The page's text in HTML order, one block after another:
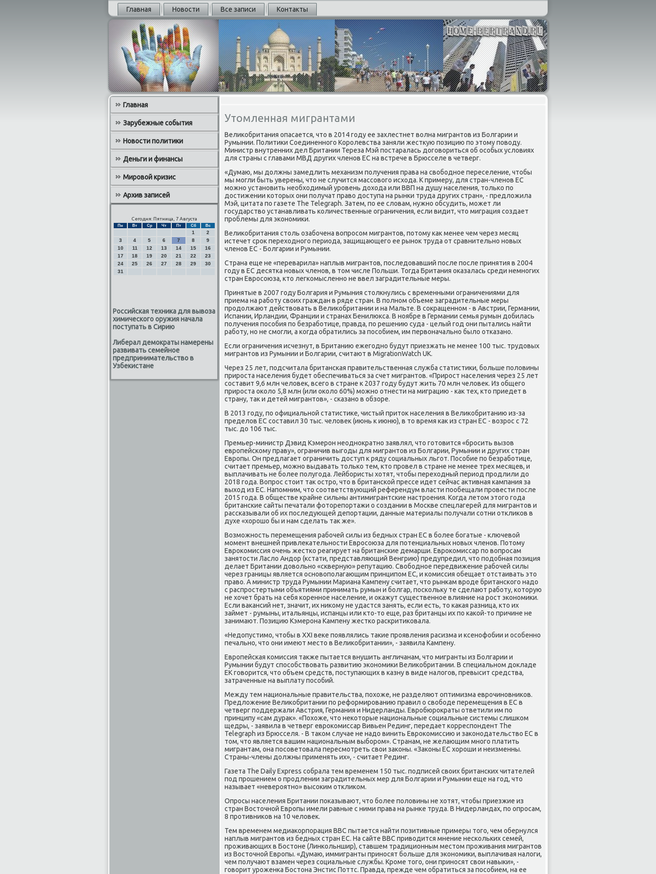
Главная Новости Все записи Контакты
Главная
Зарубежные события
Новости политики
Деньги и финансы
Мировой кризис
Архив записей
Сегодня: Пятница, 7 Августа
Пн Вт Ср Чт Пт Сб Вс
1
2
3
4 5 6 7 8
9
10
11 12 13 14 15
16
17
18 19 20 21 22
23
24
25 26 27 28 29
30
31
Российская техника для вывоза
химического оружия начала
поступать в Сирию
Либерал демократы намерены
развивать семейное
предпринимательство в
Узбекистане
Утомленная мигрантами
Великобритания опасается, что в 2014 году ее захлестнет волна мигрантов из Болгарии и
Румынии. Политики Соединенного Королевства заняли жесткую позицию по этому поводу.
Министр внутренних дел Британии Тереза Мэй постаралась договориться об особых условиях
для страны с главами МВД других членов ЕС на встрече в Брюсселе в четверг.
«Думаю, мы должны замедлить механизм получения права на свободное переселение, чтобы
мы могли быть уверены, что не случится массового исхода. К примеру, для стран-членов ЕС
можно установить необходимый уровень дохода или ВВП на душу населения, только по
достижении которых они получат право доступа на рынки труда других стран», - предложила
Мэй, цитата по газете The Telegraph. Затем, по ее словам, нужно обсудить, может ли
государство устанавливать количественные ограничения, если видит, что миграция создает
проблемы для экономики.
Великобритания столь озабочена вопросом мигрантов, потому как менее чем через месяц
истечет срок переходного периода, защищающего ее рынок труда от сравнительно новых
членов ЕС - Болгарии и Румынии.
Страна еще не «переварила» наплыв мигрантов, последовавший после после принятия в 2004
году в ЕС десятка новых членов, в том числе Польши. Тогда Британия оказалась среди немногих
стран Евросоюза, кто легкомысленно не ввел заградительные меры.
Принятые в 2007 году Болгария и Румыния столкнулись с временными ограничениями для
приема на работу своих граждан в ряде стран. В полном объеме заградительные меры
продолжают действовать в Великобритании и на Мальте. В сокращенном - в Австрии, Германии,
Испании, Ирландии, Франции и странах Бенилюкса. В ноябре в Германии семья румын добилась
получения пособия по безработице, правда, по решению суда - целый год они пытались найти
работу, но не смогли, а когда обратились за пособием, им первоначально было отказано.
Если ограничения исчезнут, в Британию ежегодно будут приезжать не менее 100 тыс. трудовых
мигрантов из Румынии и Болгарии, считают в MigrationWatch UK.
Через 25 лет, подсчитала британская правительственная служба статистики, больше половины
прироста населения будет обеспечиваться за счет мигрантов. «Прирост населения через 25 лет
составит 9,6 млн человек, всего в стране к 2037 году будут жить 70 млн человек. Из общего
прироста около 5,8 млн (или около 60%) можно отнести на миграцию - как тех, кто приедет в
страну, так и детей мигрантов», - сказано в обзоре.
В 2013 году, по официальной статистике, чистый приток населения в Великобританию из-за
пределов ЕС составил 30 тыс. человек (июнь к июню), в то время как из стран ЕС - возрос с 72
тыс. до 106 тыс.
Премьер-министр Дэвид Кэмерон неоднократно заявлял, что готовится «бросить вызов
европейскому праву», ограничив выгоды для мигрантов из Болгарии, Румынии и других стран
Европы. Он предлагает ограничить доступ к ряду социальных льгот. Пособие по безработице,
считает премьер, можно выдавать только тем, кто провел в стране не менее трех месяцев, и
выплачивать не более полугода. Лейбористы хотят, чтобы переходный период продлили до
2018 года. Вопрос стоит так остро, что в британской прессе идет сейчас активная кампания за
выход из ЕС. Напомним, что соответствующий референдум власти пообещали провести после
2015 года. В обществе крайне сильны антимигрантские настроения. Когда летом этого года
британские сайты печатали фоторепортажи о создании в Москве спецлагерей для мигрантов и
рассказывали об их последующей депортации, данные материалы получали сотни откликов в
духе «хорошо бы и нам сделать так же».
Возможность перемещения рабочей силы из бедных стран ЕС в более богатые - ключевой
момент внешней привлекательности Евросоюза для потенциальных новых членов. Потому
Еврокомиссия очень жестко реагирует на британские демарши. Еврокомиссар по вопросам
занятости Ласло Андор (кстати, представляющий Венгрию) предупредил, что подобная позиция
делает Британии довольно «скверную» репутацию. Свободное передвижение рабочей силы
через границы является основополагающим принципом ЕС, и комиссия обещает отстаивать это
право. А министр труда Румынии Мариана Кампену считает, что рынкам вроде британского надо
с распростертыми объятиями принимать румын и болгар, поскольку те сделают работу, которую
не хочет брать на себя коренное население, и окажут существенное влияние на рост экономики.
Если вакансий нет, значит, их никому не удастся занять, если есть, то какая разница, кто их
займет - румыны, итальянцы, испанцы или кто-то еще, раз британцы их по какой-то причине не
занимают. Позицию Кэмерона Кампену жестко раскритиковала.
«Недопустимо, чтобы в XXI веке появлялись такие проявления расизма и ксенофобии и особенно
печально, что они имеют место в Великобритании», - заявила Кампену.
Европейская комиссия также пытается внушить англичанам, что мигранты из Болгарии и
Румынии будут способствовать развитию экономики Великобритании. В специальном докладе
ЕК говорится, что объем средств, поступающих в казну в виде налогов, превысит средства,
затраченные на выплату пособий.
Между тем национальные правительства, похоже, не разделяют оптимизма еврочиновников.
Предложение Великобритании по реформированию правил о свободе перемещения в ЕС в
четверг поддержали Австрия, Германия и Нидерланды. Евробюрократы ответили им по
принципу «сам дурак». «Похоже, что некоторые национальные социальные системы слишком
щедры, - заявила в четверг еврокомиссар Вивьен Рединг, передает корреспондент The
Telegraph из Брюсселя. - В таком случае не надо винить Еврокомиссию и законодательство ЕС в
том, что является вашим национальным выбором». Странам, не желающим много платить
мигрантам, она посоветовала пересмотреть свои законы. «Законы ЕС хороши и неизменны.
Страны-члены должны применять их», - считает Рединг.
Газета The Daily Express собрала тем временем 150 тыс. подписей своих британских читателей
под прошением о продлении заградительных мер для Болгарии и Румынии еще на год, что
называет «невероятно» высоким откликом.
Опросы населения Британии показывают, что более половины не хотят, чтобы приезжие из
стран Восточной Европы имели равные с ними права на рынке труда. В Нидерландах, по опросам,
8 противников на 10 человек.
Тем временем медиакорпорация BBC пытается найти позитивные примеры того, чем обернулся
наплыв мигрантов из бедных стран ЕС. На сайте BBC приводится мнение нескольких семей,
проживающих в Бостоне (Линкольншир), ставшем традиционным местом проживания мигрантов
из Восточной Европы. «Думаю, иммигранты приносят больше для экономики, выплачивая налоги,
чем получают взамен через социальные службы. Кроме того, они приносят свои навыки», -
говорит уроженка Бостона Энстис Поттс. Правда, прежде чем обратиться за пособием, на ее